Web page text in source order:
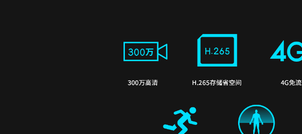
300万高清 H.265存储省空间 4G免流